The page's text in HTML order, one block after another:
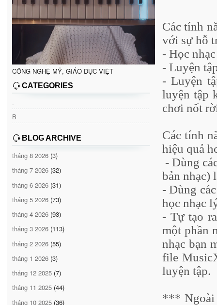
CÔNG NGHỆ MỸ, GIÁO DỤC VIỆT
CATEGORIES
.
B
BLOG ARCHIVE
tháng 8 2026 (3)
tháng 7 2026 (32)
tháng 6 2026 (31)
tháng 5 2026 (73)
tháng 4 2026 (93)
tháng 3 2026 (113)
tháng 2 2026 (55)
tháng 1 2026 (3)
tháng 12 2025 (7)
tháng 11 2025 (44)
tháng 10 2025 (36)
Các tính
với sự hỗ
- Học
- Luyện
- Luyện
luyện tập
chơi nốt
Các tính
hiệu quả
- Dùng
bản nhạc)
- Dùng
học nhạc
- Tự tạo
một phần
nhạc bạn
file
luyện tập.
*** Ngoài